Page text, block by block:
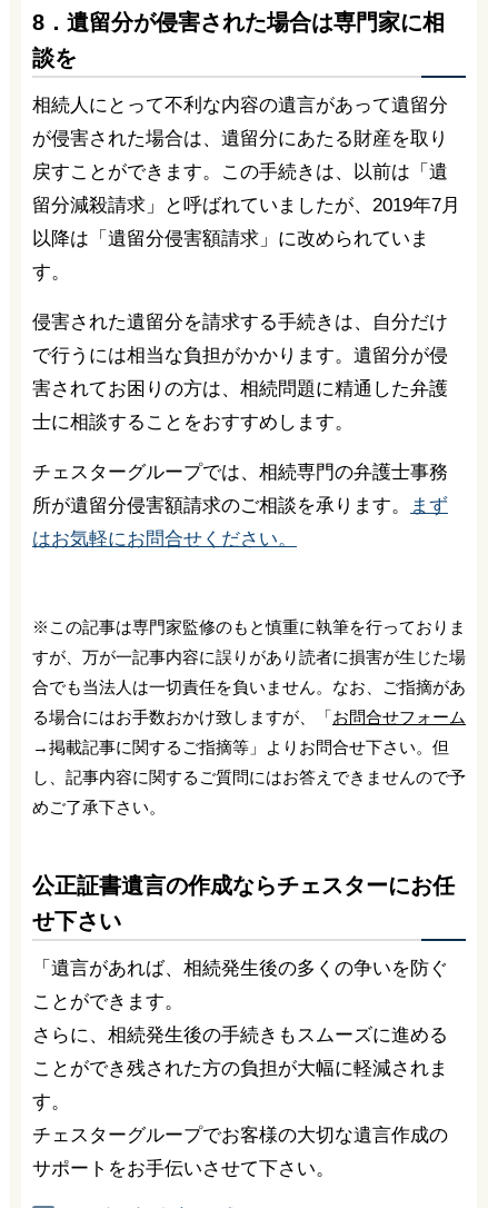
8．遺留分が侵害された場合は専門家に相
談を
相続人にとって不利な内容の遺言があって遺留分
が侵害された場合は、遺留分にあたる財産を取り
戻すことができます。この手続きは、以前は「遺
留分減殺請求」と呼ばれていましたが、2019年7月
以降は「遺留分侵害額請求」に改められていま
す。
侵害された遺留分を請求する手続きは、自分だけ
で行うには相当な負担がかかります。遺留分が侵
害されてお困りの方は、相続問題に精通した弁護
士に相談することをおすすめします。
チェスターグループでは、相続専門の弁護士事務
所が遺留分侵害額請求のご相談を承ります。
まず
はお気軽にお問合せください。
※この記事は専門家監修のもと慎重に執筆を行っておりま
すが、万が一記事内容に誤りがあり読者に損害が生じた場
合でも当法人は一切責任を負いません。なお、ご指摘があ
る場合にはお手数おかけ致しますが、「お問合せフォーム
→掲載記事に関するご指摘等」よりお問合せ下さい。但
し、記事内容に関するご質問にはお答えできませんので予
めご了承下さい。
公正証書遺言の作成ならチェスターにお任
せ下さい
「遺言があれば、相続発生後の多くの争いを防ぐ
ことができます。
さらに、相続発生後の手続きもスムーズに進める
ことができ残された方の負担が大幅に軽減されま
す。
チェスターグループでお客様の大切な遺言作成の
サポートをお手伝いさせて下さい。